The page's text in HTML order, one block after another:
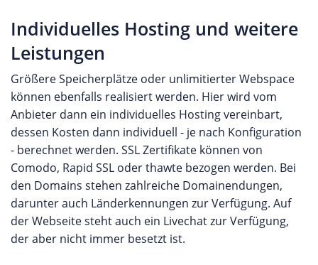
Individuelles Hosting und weitere
Leistungen
Größere Speicherplätze oder unlimitierter Webspace
können ebenfalls realisiert werden. Hier wird vom
Anbieter dann ein individuelles Hosting vereinbart,
dessen Kosten dann individuell - je nach Konfiguration
- berechnet werden. SSL Zertifikate können von
Comodo, Rapid SSL oder thawte bezogen werden. Bei
den Domains stehen zahlreiche Domainendungen,
darunter auch Länderkennungen zur Verfügung. Auf
der Webseite steht auch ein Livechat zur Verfügung,
der aber nicht immer besetzt ist.